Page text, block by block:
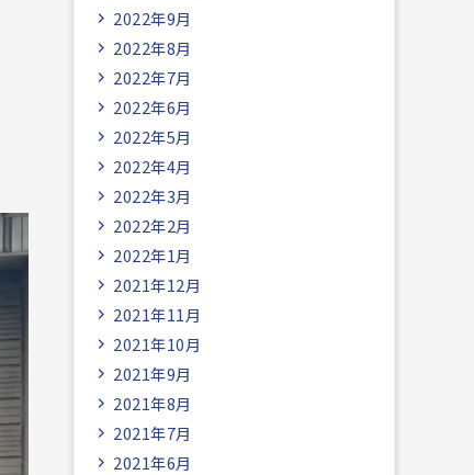
2022年9月
2022年8月
2022年7月
2022年6月
2022年5月
2022年4月
2022年3月
2022年2月
2022年1月
2021年12月
2021年11月
2021年10月
2021年9月
2021年8月
2021年7月
2021年6月